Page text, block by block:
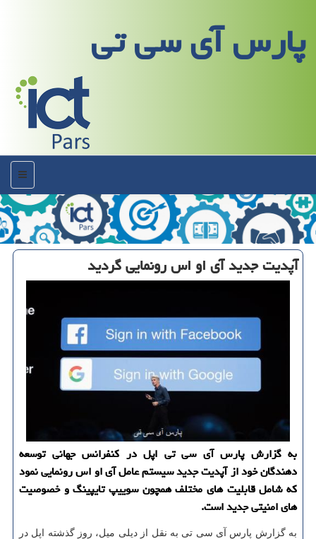
پارس آی سی تی
منو
آپدیت جدید آی او اس رونمایی گردید
به گزارش پارس آی سی تی اپل در كنفرانس جهانی توسعه
دهندگان خود از آپدیت جدید سیستم عامل آی او اس رونمایی نمود
كه شامل قابلیت های مختلف همچون سوییپ تایپینگ و خصوصیت
های امنیتی جدید است.
به گزارش پارس آی سی تی به نقل از دیلی میل، روز گذشته اپل در